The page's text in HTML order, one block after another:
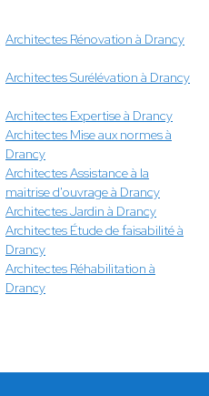
Architectes Rénovation à Drancy
Architectes Surélévation à Drancy
Architectes Expertise à Drancy
Architectes Mise aux normes à
Drancy
Architectes Assistance à la
maitrise d'ouvrage à Drancy
Architectes Jardin à Drancy
Architectes Étude de faisabilité à
Drancy
Architectes Réhabilitation à
Drancy